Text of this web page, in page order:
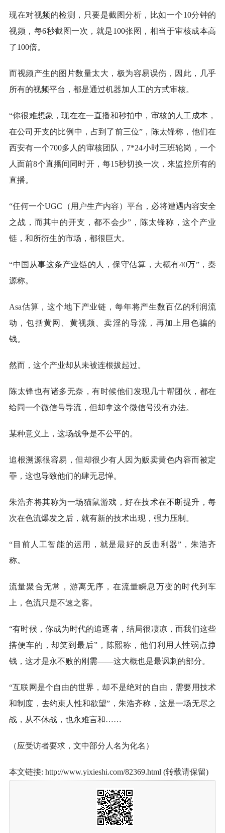
现在对视频的检测，只要是截图分析，比如一个10分钟的
视频，每6秒截图一次，就是100张图，相当于审核成本高
了100倍。
而视频产生的图片数量太大，极为容易误伤，因此，几乎
所有的视频平台，都是通过机器加人工的方式审核。
“你很难想象，现在在一直播和秒拍中，审核的人工成本，
在公司开支的比例中，占到了前三位”，陈太锋称，他们在
西安有一个700多人的审核团队，7*24小时三班轮岗，一个
人面前8个直播间同时开，每15秒切换一次，来监控所有的
直播。
“任何一个UGC（用户生产内容）平台，必将遭遇内容安全
之战，而其中的开支，都不会少”，陈太锋称，这个产业
链，和所衍生的市场，都很巨大。
“中国从事这条产业链的人，保守估算，大概有40万”，秦
源称。
Asa估算，这个地下产业链，每年将产生数百亿的利润流
动，包括黄网、黄视频、卖淫的导流，再加上用色骗的
钱。
然而，这个产业却从未被连根拔起过。
陈太锋也有诸多无奈，有时候他们发现几十帮团伙，都在
给同一个微信号导流，但却拿这个微信号没有办法。
某种意义上，这场战争是不公平的。
追根溯源很容易，但却很少有人因为贩卖黄色内容而被定
罪，这也导致他们的肆无忌惮。
朱浩齐将其称为一场猫鼠游戏，好在技术在不断提升，每
次在色流爆发之后，就有新的技术出现，强力压制。
“目前人工智能的运用，就是最好的反击利器”，朱浩齐
称。
流量聚合无常，游离无序，在流量瞬息万变的时代列车
上，色流只是不速之客。
“有时候，你成为时代的追逐者，结局很凄凉，而我们这些
搭便车的，却笑到最后”，陈熙称，他们利用人性弱点挣
钱，这才是永不败的刚需——这大概也是最讽刺的部分。
“互联网是个自由的世界，却不是绝对的自由，需要用技术
和制度，去约束人性和欲望”，朱浩齐称，这是一场无尽之
战，从不休战，也永难言和……
（应受访者要求，文中部分人名为化名）
本文链接: http://www.yixieshi.com/82369.html (转载请保留)